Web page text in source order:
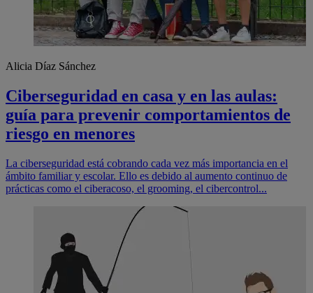
Alicia Díaz Sánchez
Ciberseguridad en casa y en las aulas:
guía para prevenir comportamientos de
riesgo en menores
La ciberseguridad está cobrando cada vez más importancia en el
ámbito familiar y escolar. Ello es debido al aumento continuo de
prácticas como el ciberacoso, el grooming, el cibercontrol...